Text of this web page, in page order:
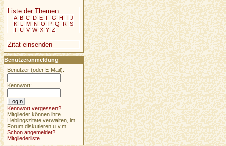
Liste der Themen
A B C D E F G H I J
K L M N O P Q R S
T U V W X Y Z
Zitat einsenden
Benutzeranmeldung
Benutzer (oder E-Mail):
Kennwort:
Kennwort vergessen?
Mitglieder können ihre
Lieblingszitate verwalten, im
Forum diskutieren u.v.m. ...
Schon angemeldet?
Mitgliederliste